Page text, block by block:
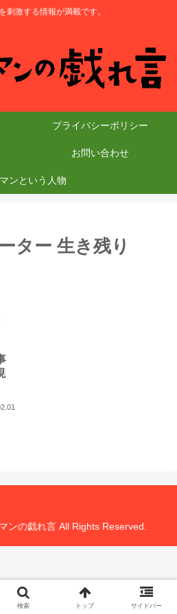
刺激する情報が満載です。
プライバシーポリシー
お問い合わせ
ンという人物
ター 生き残り
ンの戯れ言 All Rights Reserved.
検索 トップ サイドバー